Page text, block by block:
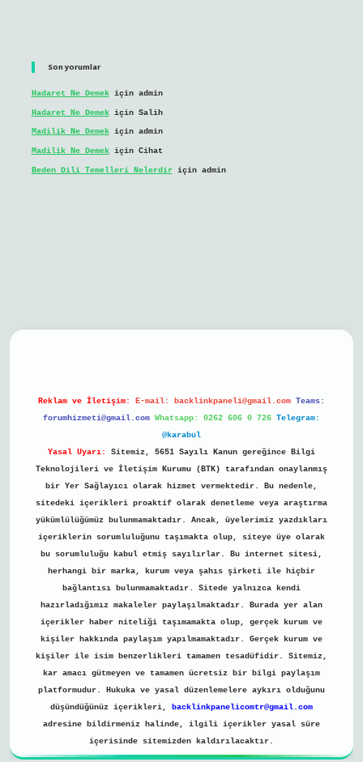
Son yorumlar
Hadaret Ne Demekiçin admin
Hadaret Ne Demekiçin Salih
Madilik Ne Demekiçin admin
Madilik Ne Demekiçin Cihat
Beden Dili Temelleri Nelerdiriçin admin
Reklam ve İletişim: E-mail: backlinkpaneli@gmail.com Teams:
forumhizmeti@gmail.com Whatsapp: 0262 606 0 726 Telegram:
@karabul
Yasal Uyarı:
Sitemiz, 5651 Sayılı Kanun gereğince Bilgi
Teknolojileri ve İletişim Kurumu (BTK) tarafından onaylanmış
bir Yer Sağlayıcı olarak hizmet vermektedir. Bu nedenle,
sitedeki içerikleri proaktif olarak denetleme veya araştırma
yükümlülüğümüz bulunmamaktadır. Ancak, üyelerimiz yazdıkları
içeriklerin sorumluluğunu taşımakta olup, siteye üye olarak
bu sorumluluğu kabul etmiş sayılırlar. Bu internet sitesi,
herhangi bir marka, kurum veya şahıs şirketi ile hiçbir
bağlantısı bulunmamaktadır. Sitede yalnızca kendi
hazırladığımız makaleler paylaşılmaktadır. Burada yer alan
içerikler haber niteliği taşımamakta olup, gerçek kurum ve
kişiler hakkında paylaşım yapılmamaktadır. Gerçek kurum ve
kişiler ile isim benzerlikleri tamamen tesadüfidir. Sitemiz,
kar amacı gütmeyen ve tamamen ücretsiz bir bilgi paylaşım
platformudur. Hukuka ve yasal düzenlemelere aykırı olduğunu
düşündüğünüz içerikleri,
backlinkpanelicomtr@gmail.com
adresine bildirmeniz halinde, ilgili içerikler yasal süre
içerisinde sitemizden kaldırılacaktır.